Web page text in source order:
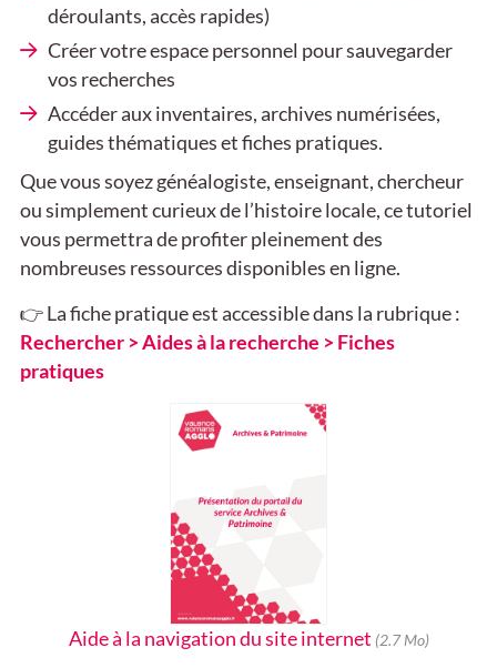
déroulants, accès rapides)
Créer votre espace personnel pour sauvegarder
vos recherches
Accéder aux inventaires, archives numérisées,
guides thématiques et fiches pratiques.
Que vous soyez généalogiste, enseignant, chercheur
ou simplement curieux de l’histoire locale, ce tutoriel
vous permettra de profiter pleinement des
nombreuses ressources disponibles en ligne.
👉 La fiche pratique est accessible dans la rubrique :
Rechercher > Aides à la recherche > Fiches
pratiques
Aide à la navigation du site internet (2.7 Mo)